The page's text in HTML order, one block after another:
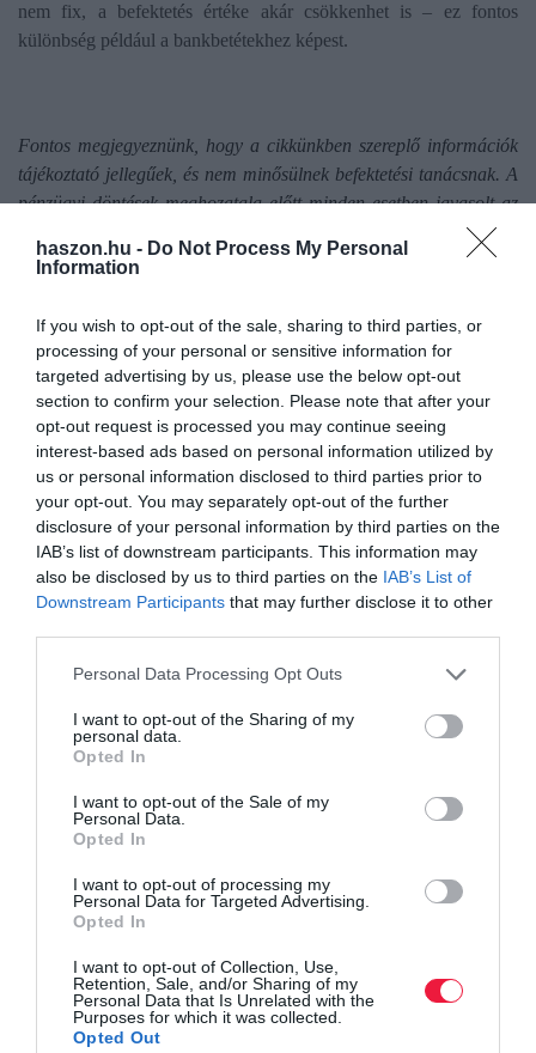
haszon.hu - Do Not Process My Personal
Information
If you wish to opt-out of the sale, sharing to third parties, or
processing of your personal or sensitive information for
targeted advertising by us, please use the below opt-out
section to confirm your selection. Please note that after your
opt-out request is processed you may continue seeing
interest-based ads based on personal information utilized by
us or personal information disclosed to third parties prior to
your opt-out. You may separately opt-out of the further
disclosure of your personal information by third parties on the
IAB’s list of downstream participants. This information may
also be disclosed by us to third parties on the IAB’s List of
Downstream Participants that may further disclose it to other
Please note that this website/app uses one or more Google
not limited to your visit or usage behaviour. You may click to
grant or deny consent to Google and its third-party tags to
use your data for below specified purposes in below Google
consent section.
Personal Data Processing Opt Outs
I want to opt-out of the Sharing of my
personal data.
Opted In
I want to opt-out of the Sale of my
Personal Data.
Opted In
I want to opt-out of processing my
Personal Data for Targeted Advertising.
Opted In
I want to opt-out of Collection, Use,
Retention, Sale, and/or Sharing of my
Personal Data that Is Unrelated with the
Purposes for which it was collected.
Opted Out
nem fix, a befektetés értéke akár csökkenhet is – ez fontos
különbség például a bankbetétekhez képest.
Fontos megjegyeznünk, hogy a cikkünkben szereplő információk
tájékoztató jellegűek, és nem minősülnek befektetési tanácsnak. A
pénzügyi döntések meghozatala előtt minden esetben javasolt az
Ez is érdekelhet!Pénzlekötés három
hónapra? Itt tartanak a vonzó betéti
kamatok
Olvasd el ezt is!
Számolj! Csökken több lakossági állampapír
A Revolutra is figyel a NAV, így kell adózni a
befektetések után